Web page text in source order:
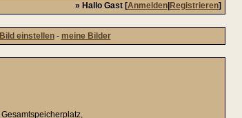
» Hallo Gast [Anmelden| Registrieren]
Bild einstellen- meine Bilder
Gesamtspeicherplatz,